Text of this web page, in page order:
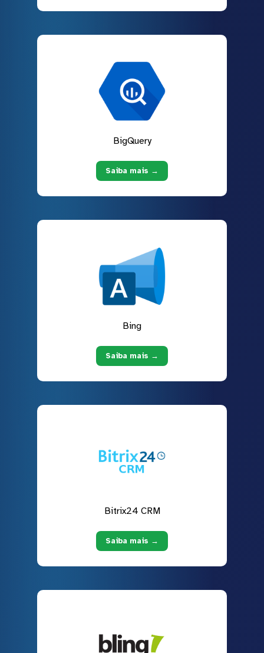
BigQuery
Saiba mais →
Bing
Saiba mais →
Bitrix24 CRM
Saiba mais →